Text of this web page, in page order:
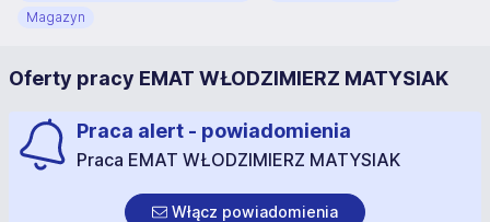
Magazyn
Oferty pracy EMAT WŁODZIMIERZ MATYSIAK
Praca alert - powiadomienia
Praca EMAT WŁODZIMIERZ MATYSIAK
Włącz powiadomienia